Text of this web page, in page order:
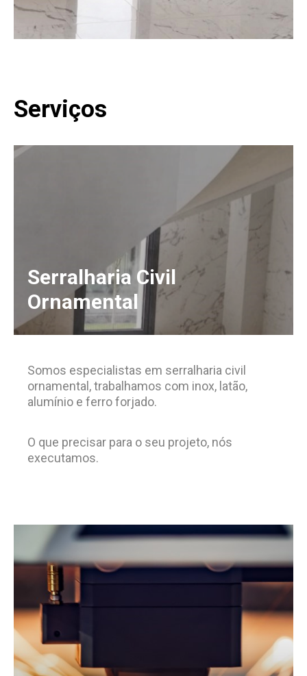
Serviços
Serralharia Civil
Ornamental
Somos especialistas em serralharia civil
ornamental, trabalhamos com inox, latão,
alumínio e ferro forjado.
O que precisar para o seu projeto, nós
executamos.